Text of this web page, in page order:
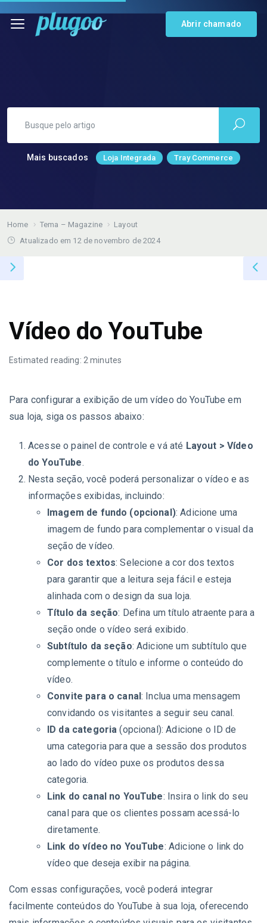
Abrir chamado
Mais buscados Loja Integrada Tray Commerce
Home Tema – Magazine
Layout
Atualizado em 12 de novembro de 2024
Vídeo do YouTube
Estimated reading: 2 minutes
Para configurar a exibição de um vídeo do YouTube em
sua loja, siga os passos abaixo:
Acesse o painel de controle e vá até Layout > Vídeo
do YouTube.
Nesta seção, você poderá personalizar o vídeo e as
informações exibidas, incluindo:
Imagem de fundo (opcional): Adicione uma
imagem de fundo para complementar o visual da
seção de vídeo.
Cor dos textos: Selecione a cor dos textos
para garantir que a leitura seja fácil e esteja
alinhada com o design da sua loja.
Título da seção: Defina um título atraente para a
seção onde o vídeo será exibido.
Subtítulo da seção: Adicione um subtítulo que
complemente o título e informe o conteúdo do
vídeo.
Convite para o canal: Inclua uma mensagem
convidando os visitantes a seguir seu canal.
ID da categoria (opcional): Adicione o ID de
uma categoria para que a sessão dos produtos
ao lado do vídeo puxe os produtos dessa
categoria.
Link do canal no YouTube: Insira o link do seu
canal para que os clientes possam acessá-lo
diretamente.
Link do vídeo no YouTube: Adicione o link do
vídeo que deseja exibir na página.
Com essas configurações, você poderá integrar
facilmente conteúdos do YouTube à sua loja, oferecendo